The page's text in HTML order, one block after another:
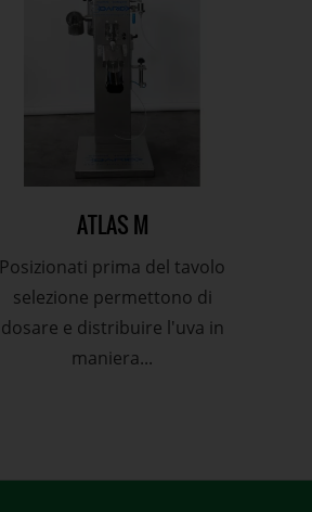
ATLAS M
Posizionati prima del tavolo
selezione permettono di
dosare e distribuire l'uva in
maniera...